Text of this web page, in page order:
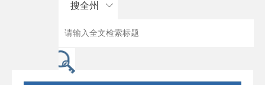
搜全州